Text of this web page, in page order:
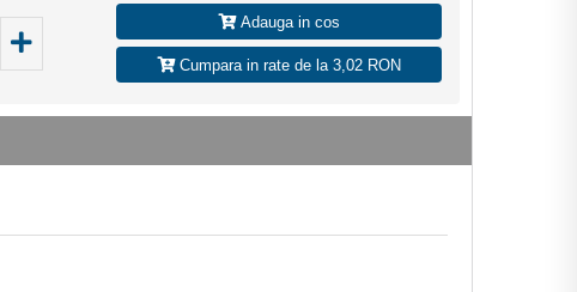
Adauga in cos
Cumpara in rate de la 3,02 RON